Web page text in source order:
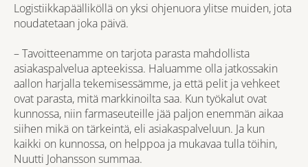
Logistiikkapäälliköllä on yksi ohjenuora ylitse muiden, jota
noudatetaan joka päivä.
– Tavoitteenamme on tarjota parasta mahdollista
asiakaspalvelua apteekissa. Haluamme olla jatkossakin
aallon harjalla tekemisessämme, ja että pelit ja vehkeet
ovat parasta, mitä markkinoilta saa. Kun työkalut ovat
kunnossa, niin farmaseuteille jää paljon enemmän aikaa
siihen mikä on tärkeintä, eli asiakaspalveluun. Ja kun
kaikki on kunnossa, on helppoa ja mukavaa tulla töihin,
Nuutti Johansson summaa.